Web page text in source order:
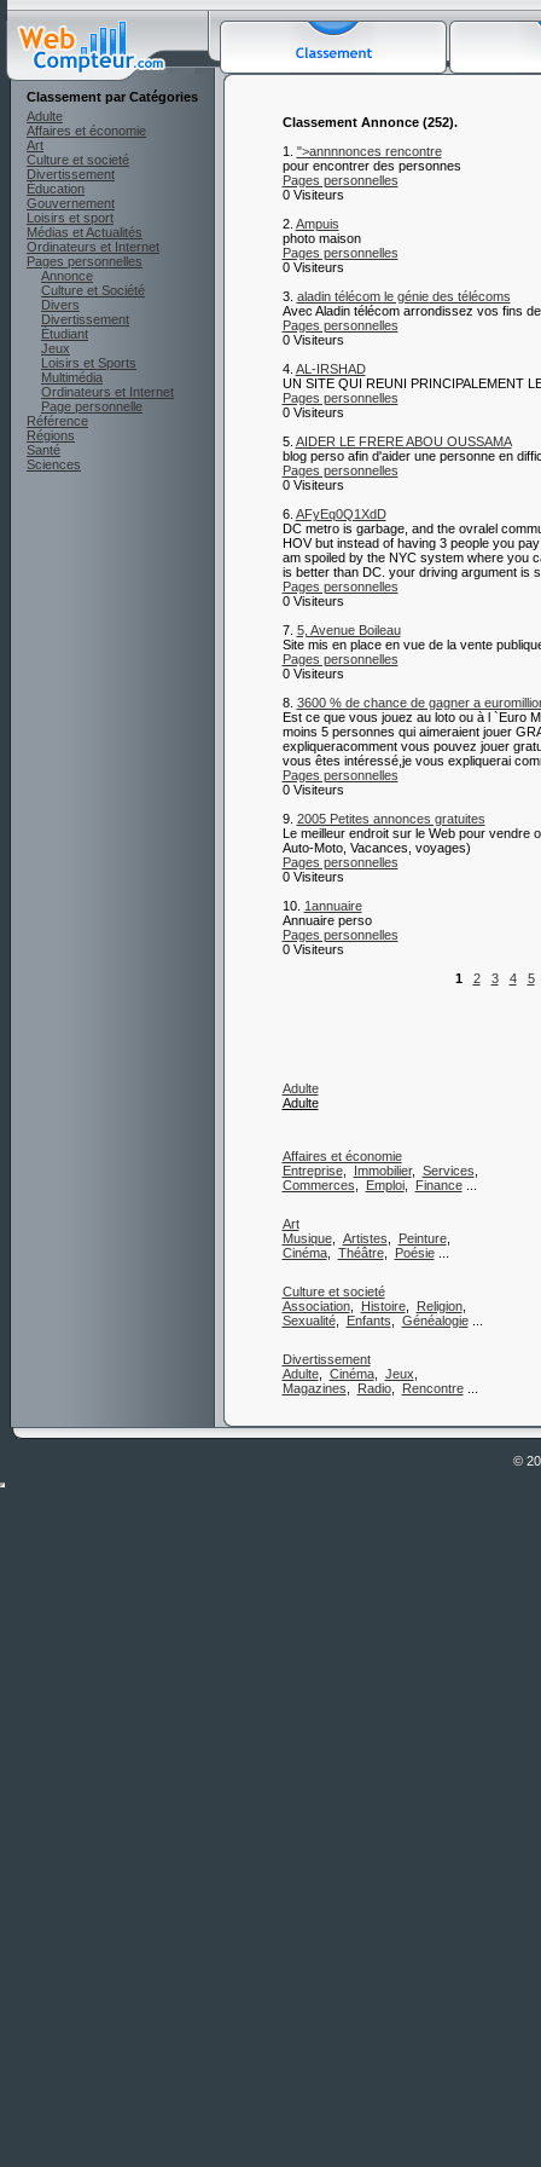
Classement par Catégories
Adulte
Affaires et économie
Art
Culture et societé
Divertissement
Éducation
Gouvernement
Loisirs et sport
Médias et Actualités
Ordinateurs et Internet
Pages personnelles
Annonce
Culture et Société
Divers
Divertissement
Étudiant
Jeux
Loisirs et Sports
Multimédia
Ordinateurs et Internet
Page personnelle
Référence
Régions
Santé
Sciences
Classement Annonce (252).
1. ">annnnonces rencontre
pour encontrer des personnes
Pages personnelles
0 Visiteurs
2. Ampuis
photo maison
Pages personnelles
0 Visiteurs
3. aladin télécom le génie des télécoms
Avec Aladin télécom arrondissez vos fins
Pages personnelles
0 Visiteurs
4. AL-IRSHAD
UN SITE QUI REUNI PRINCIPALEMENT
Pages personnelles
0 Visiteurs
5. AIDER LE FRERE ABOU OUSSAMA
blog perso afin d'aider une personne en
Pages personnelles
0 Visiteurs
6. AFyEq0Q1XdD
DC metro is garbage, and the ovralel
HOV but instead of having 3 people you
am spoiled by the NYC system where you
is better than DC. your driving argument is
Pages personnelles
0 Visiteurs
7. 5, Avenue Boileau
Site mis en place en vue de la vente
Pages personnelles
0 Visiteurs
8. 3600 % de chance de gagner a
Est ce que vous jouez au loto ou à l `Euro
moins 5 personnes qui aimeraient jouer
expliqueracomment vous pouvez jouer
vous êtes intéressé,je vous expliquerai
Pages personnelles
0 Visiteurs
9. 2005 Petites annonces gratuites
Le meilleur endroit sur le Web pour vendre
Auto-Moto, Vacances, voyages)
Pages personnelles
0 Visiteurs
10. 1annuaire
Annuaire perso
Pages personnelles
0 Visiteurs
1
2 3 4 5
Adulte
Adulte
Affaires et économie
Entreprise, Immobilier, Services
Commerces
Emploi, Finance...
Art
Musique, Artistes Peinture,
Cinéma, Théâtre, Poésie...
Culture et societé
Association, Histoire, Religion,
Sexualité, Enfants Généalogie...
Divertissement
Adulte, Cinéma, Jeux
Magazines
Radio, Rencontre...
©